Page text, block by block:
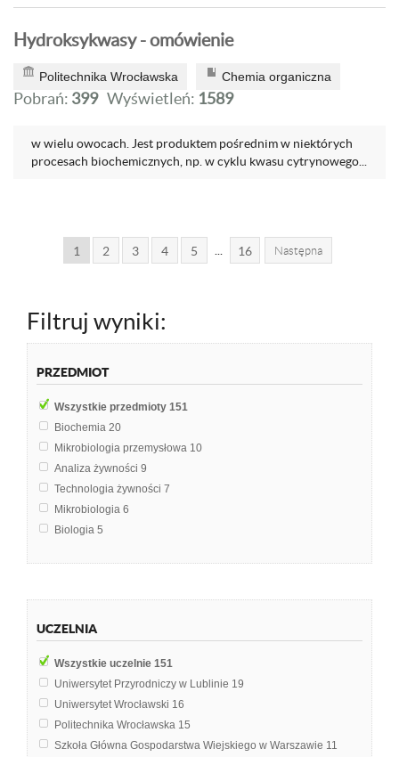
Hydroksykwasy - omówienie
Politechnika Wrocławska Chemia organiczna
Pobrań: 399 Wyświetleń: 1589
w wielu owocach. Jest produktem pośrednim w niektórych
procesach biochemicznych, np. w cyklu kwasu cytrynowego...
1 2 3 4 5 16 Następna
Filtruj wyniki:
PRZEDMIOT
Wszystkie przedmioty 151
Biochemia 20
Mikrobiologia przemysłowa 10
Analiza żywności 9
Technologia żywności 7
Mikrobiologia 6
Biologia 5
Biologia i ekologia
UCZELNIA
Wszystkie uczelnie 151
Uniwersytet Przyrodniczy w Lublinie 19
Uniwersytet Wrocławski 16
Politechnika Wrocławska 15
Szkoła Główna Gospodarstwa Wiejskiego w Warszawie 11